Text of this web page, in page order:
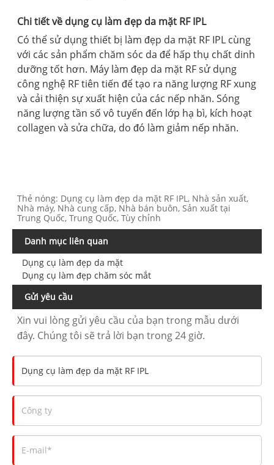
Chi tiết về dụng cụ làm đẹp da mặt RF IPL
Có thể sử dụng thiết bị làm đẹp da mặt RF IPL cùng
với các sản phẩm chăm sóc da để hấp thụ chất dinh
dưỡng tốt hơn. Máy làm đẹp da mặt RF sử dụng
công nghệ RF tiên tiến để tạo ra năng lượng RF xung
và cải thiện sự xuất hiện của các nếp nhăn. Sóng
năng lượng tần số vô tuyến đến lớp hạ bì, kích hoạt
collagen và sửa chữa, do đó làm giảm nếp nhăn.
Thẻ nóng: Dụng cụ làm đẹp da mặt RF IPL, Nhà sản xuất,
Nhà máy, Nhà cung cấp, Nhà bán buôn, Sản xuất tại
Trung Quốc, Trung Quốc, Tùy chỉnh
Danh mục liên quan
Dụng cụ làm đẹp da mặt
Dụng cụ làm đẹp chăm sóc mắt
Gửi yêu cầu
Xin vui lòng gửi yêu cầu của bạn trong mẫu dưới
đây. Chúng tôi sẽ trả lời bạn trong 24 giờ.